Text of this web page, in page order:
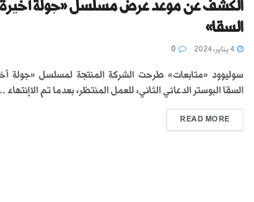
الكشف عن موعد عرض مسلسل «جولة
السقا»
سوليوود «متابعات» طرحت الشركة المنتجة لمسلسل «جولة
السقا البوستر الدعائي الثاني، للعمل المنتظر، بعدما تم الاإنتهاء
READ MORE